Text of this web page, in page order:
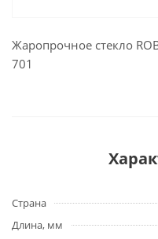
Жаропрочное стекло
701
Страна
Длина, мм